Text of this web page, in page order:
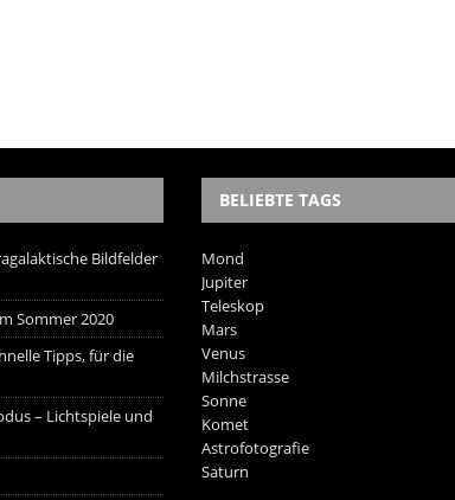
Bildfelder
Sommer 2020
Tipps, für die
– Lichtspiele und
BELIEBTE TAGS
Mond
Jupiter
Teleskop
Mars
Venus
Milchstrasse
Sonne
Komet
Astrofotografie
Saturn